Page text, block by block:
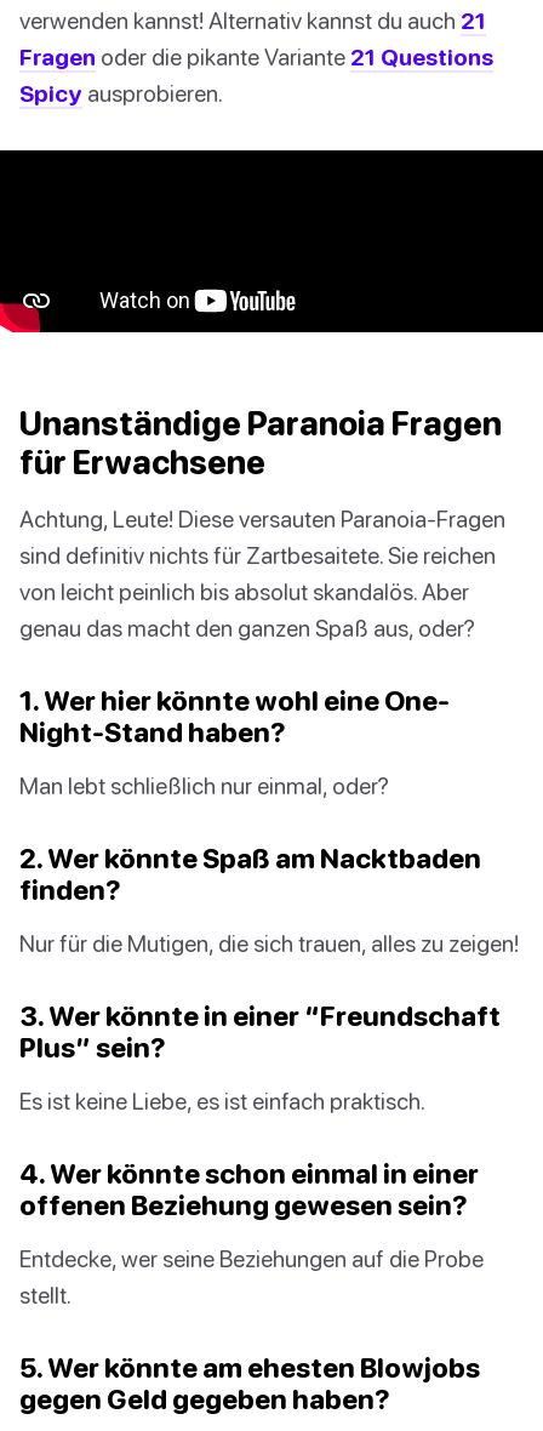
verwenden kannst! Alternativ kannst du auch 21
Fragen oder die pikante Variante 21 Questions
Spicy ausprobieren.
Unanständige Paranoia Fragen
für Erwachsene
Achtung, Leute! Diese versauten Paranoia-Fragen
sind definitiv nichts für Zartbesaitete. Sie reichen
von leicht peinlich bis absolut skandalös. Aber
genau das macht den ganzen Spaß aus, oder?
1. Wer hier könnte wohl eine One-
Night-Stand haben?
Man lebt schließlich nur einmal, oder?
2. Wer könnte Spaß am Nacktbaden
finden?
Nur für die Mutigen, die sich trauen, alles zu zeigen!
3. Wer könnte in einer “Freundschaft
Plus” sein?
Es ist keine Liebe, es ist einfach praktisch.
4. Wer könnte schon einmal in einer
offenen Beziehung gewesen sein?
Entdecke, wer seine Beziehungen auf die Probe
stellt.
5. Wer könnte am ehesten Blowjobs
gegen Geld gegeben haben?